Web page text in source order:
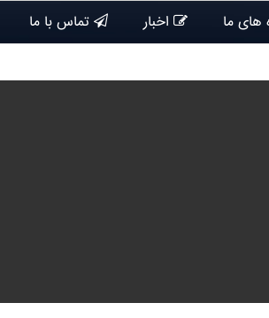
های ما اخبار تماس با ما